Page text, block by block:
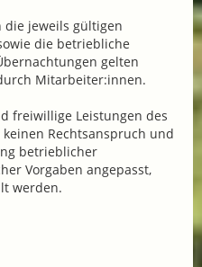
die jeweils gültigen
die betriebliche
gelten
Mitarbeiter:innen.
freiwillige Leistungen des
Rechtsanspruch und
betrieblicher
Vorgaben angepasst,
werden.